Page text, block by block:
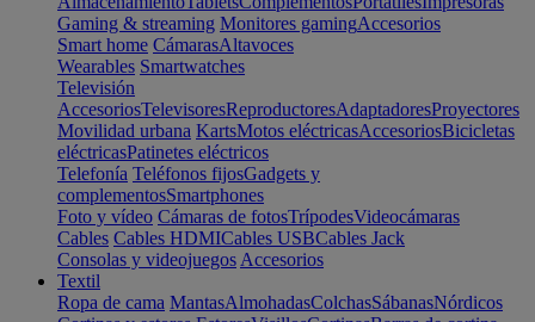
Gaming & streaming Monitores gamingAccesorios
Smart home CámarasAltavoces
Wearables Smartwatches
Televisión
AccesoriosTelevisoresReproductoresAdaptadoresProyectores
Movilidad urbana KartsMotos eléctricasAccesoriosBicicletas
eléctricasPatinetes eléctricos
Telefonía Teléfonos fijosGadgets y
complementosSmartphones
Foto y vídeo Cámaras de fotosTrípodesVideocámaras
Cables Cables HDMICables USBCables Jack
Consolas y videojuegos Accesorios
Textil
Ropa de cama MantasAlmohadasColchasSábanasNórdicos